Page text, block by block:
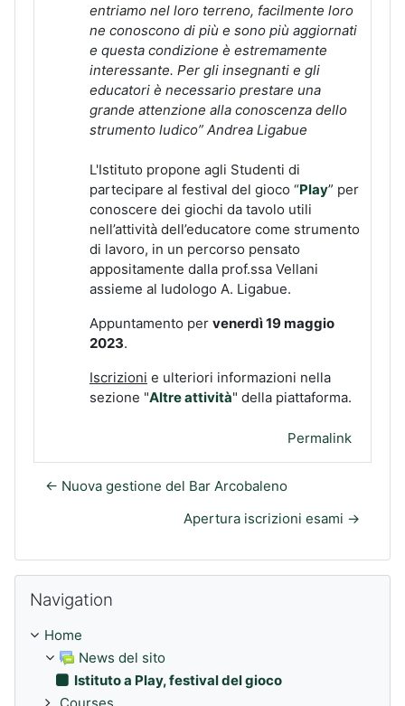
entriamo nel loro terreno, facilmente loro
ne conoscono di più e sono più aggiornati
e questa condizione è estremamente
interessante. Per gli insegnanti e gli
educatori è necessario prestare una
grande attenzione alla conoscenza dello
strumento ludico” Andrea Ligabue
L'Istituto propone agli Studenti di
partecipare al festival del gioco “Play” per
conoscere dei giochi da tavolo utili
nell’attività dell’educatore come strumento
di lavoro, in un percorso pensato
appositamente dalla prof.ssa Vellani
assieme al ludologo A. Ligabue.
Appuntamento per venerdì 19 maggio
2023.
Iscrizioni e ulteriori informazioni nella
sezione "Altre attività" della piattaforma.
Permalink
← Nuova gestione del Bar Arcobaleno
Apertura iscrizioni esami →
Navigation
Home
News del sito
Istituto a Play, festival del gioco